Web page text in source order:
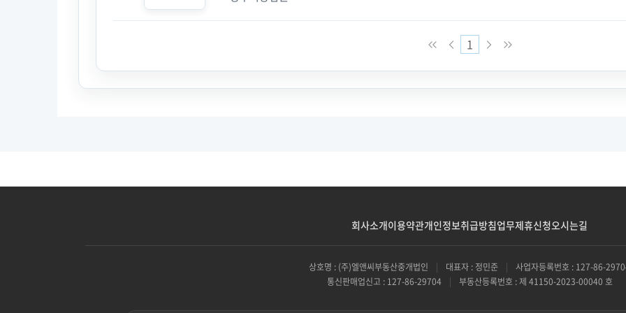
1
회사소개이용약관개인정보취급방침업무제휴신청오시는길
상호명 : (주)엘앤씨부동산중개법인 | 대표자 : 정민준 |
사업자등록번호 : 127-86-
통신판매업신고 : 127-86-29704
| 부동산등록번호 : 제 41150-2023-00040 호